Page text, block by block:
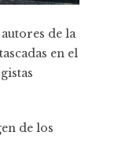
de la
en el
de los